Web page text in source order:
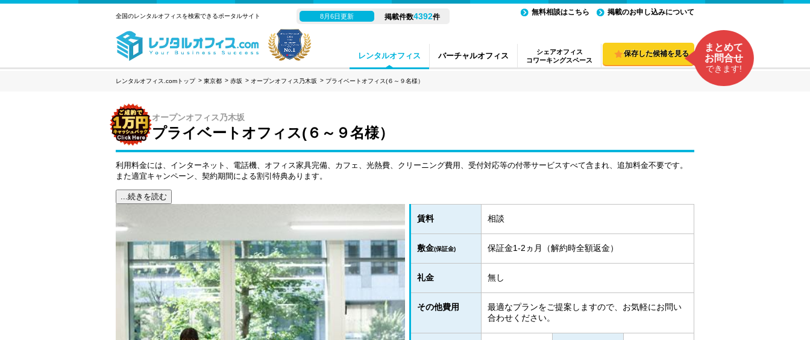
レンタルオフィス バーチャルオフィス
シェアオフィス
コワーキングスペース
全国のレンタルオフィスを検索できるポータルサイト 8月6日更新 掲載件数4392件
無料相談はこちら 掲載のお申し込みについて
保存した候補を見る
まとめて
お問合せ
できます!
レンタルオフィス.comトップ 東京都 赤坂 オープンオフィス乃木坂 プライベートオフィス(６～９名様）
オープンオフィス乃木坂
プライベートオフィス(６～９名様）
利用料金には、インターネット、電話機、オフィス家具完備、カフェ、光熱費、クリーニング費用、受付対応等の付帯サービスすべて含まれ、追加料金不要です。
また適宜キャンペーン、契約期間による割引特典あります。
...続きを読む
賃料 相談
敷金(保証金) 保証金1-2ヵ月（解約時全額返金）
礼金 無し
その他費用
最適なプランをご提案しますので、お気軽にお問い
合わせください。